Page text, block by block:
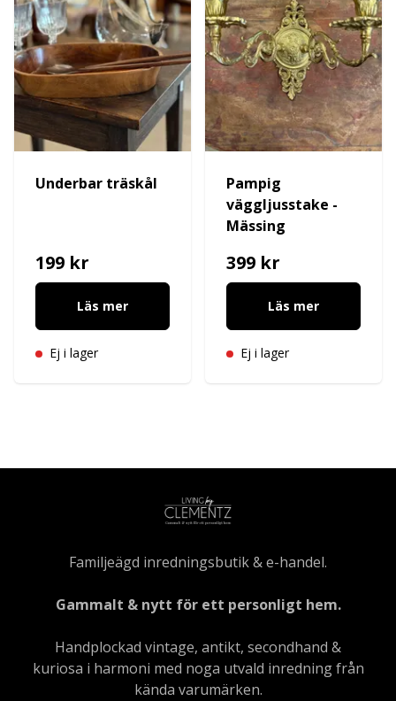
Underbar träskål
199 kr
Läs mer
Ej i lager
Pampig
väggljusstake -
Mässing
399 kr
Läs mer
Ej i lager
Familjeägd inredningsbutik & e-handel.
Gammalt & nytt för ett personligt hem.
Handplockad vintage, antikt, secondhand &
kuriosa i harmoni med noga utvald inredning från
kända varumärken.